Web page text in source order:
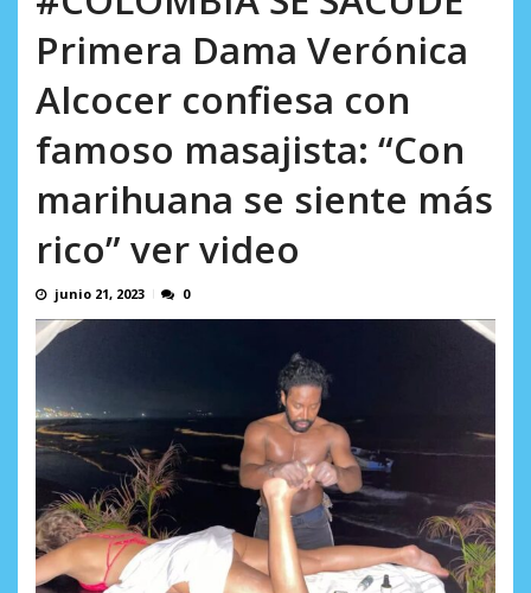
Primera Dama Verónica
Alcocer confiesa con
famoso masajista: “Con
marihuana se siente más
rico” ver video
junio 21, 2023 0